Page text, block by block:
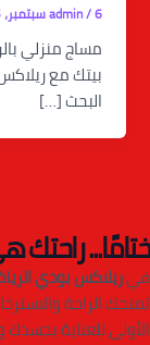
admin/6 سبتمبر، 2025
بيتك مع
البحث […]
ختامًا... راحتك
فيريلاكس بودي
تمنحك الراحة
الأولى للعناية